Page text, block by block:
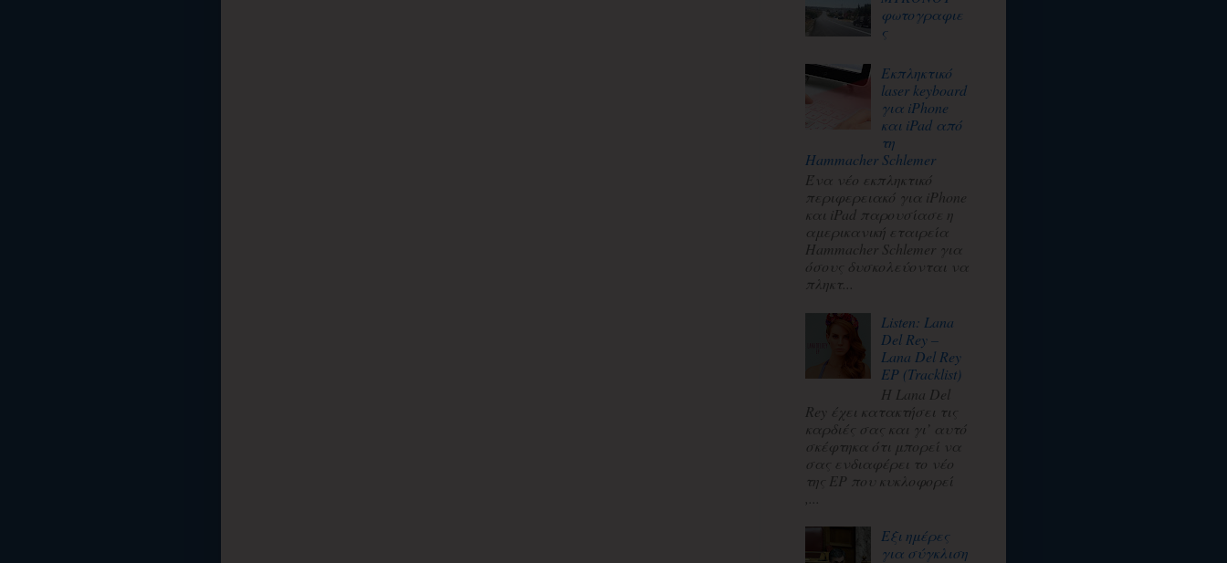
φωτογραφιε
ς
Εκπληκτικό
laser keyboard
για iPhone
και iPad από
τη
Hammacher Schlemer
Ένα νέο εκπληκτικό
περιφερειακό για iPhone
και iPad παρουσίασε η
αμερικανική εταιρεία
Hammacher Schlemer για
όσους δυσκολεύονται να
πληκτ...
Listen: Lana
Del Rey –
Lana Del Rey
EP (Tracklist)
Η Lana Del
Rey έχει κατακτήσει τις
καρδιές σας και γι’ αυτό
σκέφτηκα ότι μπορεί να
σας ενδιαφέρει το νέο
της EP που κυκλοφορεί
Εξι ημέρες
για σύγκλιση